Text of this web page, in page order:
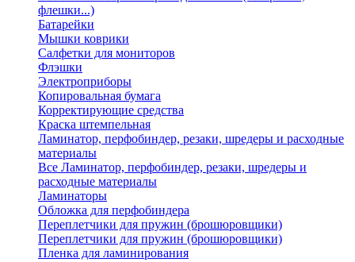
флешки...)
Батарейки
Мышки коврики
Салфетки для мониторов
Флэшки
Электроприборы
Копировальная бумага
Корректирующие средства
Краска штемпельная
Ламинатор, перфобиндер, резаки, шредеры и расходные
материалы
Все Ламинатор, перфобиндер, резаки, шредеры и
расходные материалы
Ламинаторы
Обложка для перфобиндера
Переплетчики для пружин (брошюровщики)
Переплетчики для пружин (брошюровщики)
Пленка для ламинирования